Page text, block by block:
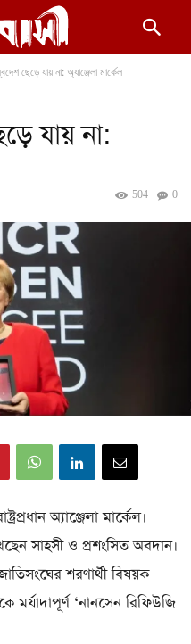
ছেড়ে যায় না: অ্যাঞ্জেলা মার্কেল
যায় না:
0
504
অ্যাঞ্জেলা মার্কেল।
সাহসী ও প্রশংসিত অবদান।
শরণার্থী বিষয়ক
মর্যাদাপূর্ণ ‘নানসেন রিফিউজি